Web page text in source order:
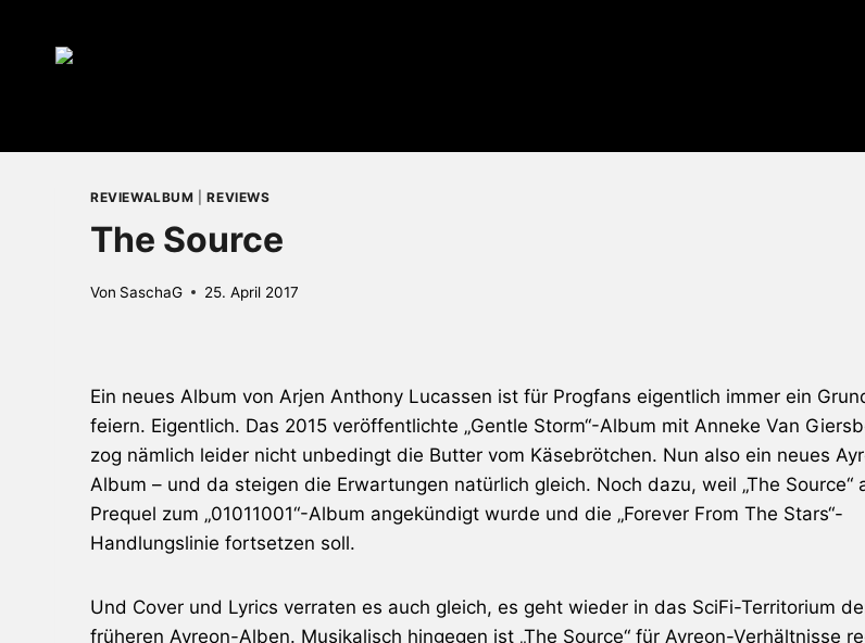
REVIEWALBUM |REVIEWS
The Source
Von SaschaG 25. April 2017
Ein neues Album von Arjen Anthony Lucassen ist für Progfans eigentlich immer ein
feiern. Eigentlich. Das 2015 veröffentlichte „Gentle Storm“-Album mit Anneke Van
zog nämlich leider nicht unbedingt die Butter vom Käsebrötchen. Nun also ein neues
Album – und da steigen die Erwartungen natürlich gleich. Noch dazu, weil „The Source“
Prequel zum „01011001“-Album angekündigt wurde und die „Forever From The Stars“-
Handlungslinie fortsetzen soll.
Und Cover und Lyrics verraten es auch gleich, es geht wieder in das SciFi-Territorium
früheren Ayreon-Alben. Musikalisch hingegen ist „The Source“ für Ayreon-Verhältnisse